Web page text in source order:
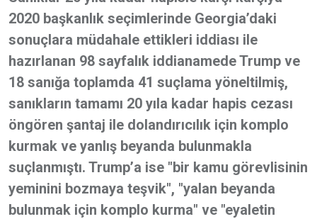
2020 başkanlık seçimlerinde Georgia’daki
sonuçlara müdahale ettikleri iddiası ile
hazırlanan 98 sayfalık iddianamede Trump ve
18 sanığa toplamda 41 suçlama yöneltilmiş,
sanıkların tamamı 20 yıla kadar hapis cezası
öngören şantaj ile dolandırıcılık için komplo
kurmak ve yanlış beyanda bulunmakla
suçlanmıştı. Trump’a ise "bir kamu görevlisinin
yeminini bozmaya teşvik", "yalan beyanda
bulunmak için komplo kurma" ve "eyaletin